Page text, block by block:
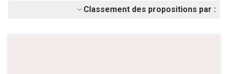
Classement des propositions par :